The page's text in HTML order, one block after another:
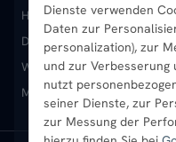
Dienste verwenden
Daten zur
personalization), zur
und zur Verbesserung
nutzt
seiner Dienste, zur
zur Messung der
Vertikal-Heizkörper
Heizkörper-Zubehör
Garantie & Gewährleistung
Montageservice vor Ort
Sendung verfolgen
B2B-Kunden
Karriere
Ratgeber
Merkliste
Newsletter
Aktuelle Angebote
Heizkörper kaufen
Design-Heizkörper
WandheizkörperWohnraum-
Mischbetrieb-Heizkörper